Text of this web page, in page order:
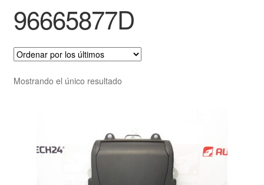
Carro
Contacto
Envío al mundo entero
Pagos
Política de privacidad
96665877D
Mostrando el único resultado